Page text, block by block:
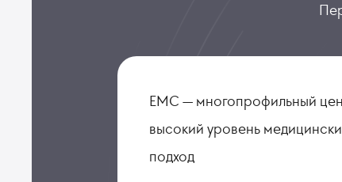
ЕМС — многопрофильный
высокий уровень
подход